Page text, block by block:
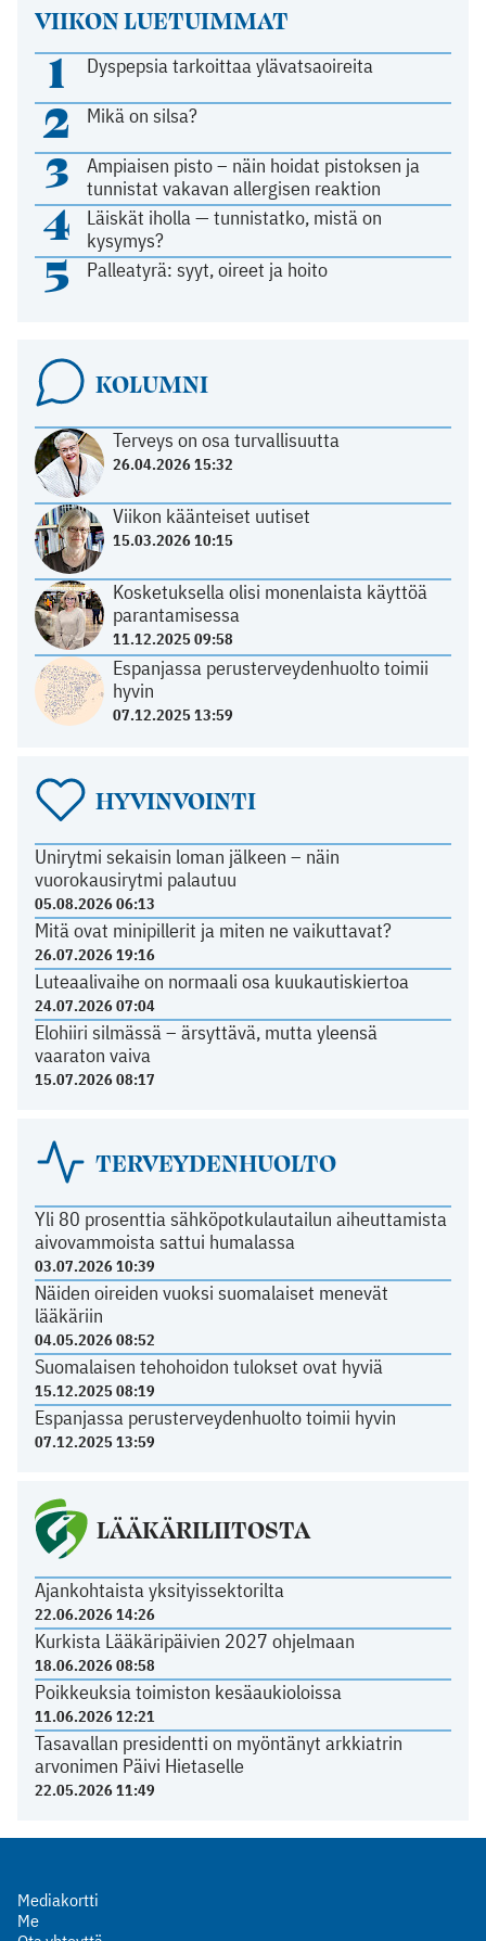
VIIKON LUETUIMMAT
1 Dyspepsia tarkoittaa ylävatsaoireita
2 Mikä on silsa?
3
Ampiaisen pisto – näin hoidat pistoksen ja
tunnistat vakavan allergisen reaktion
4
Läiskät iholla — tunnistatko, mistä on
kysymys?
5 Palleatyrä: syyt, oireet ja hoito
KOLUMNI
Terveys on osa turvallisuutta
26.04.2026 15:32
Viikon käänteiset uutiset
15.03.2026 10:15
Kosketuksella olisi monenlaista käyttöä
parantamisessa
11.12.2025 09:58
Espanjassa perusterveydenhuolto toimii
hyvin
07.12.2025 13:59
HYVINVOINTI
Unirytmi sekaisin loman jälkeen – näin
vuorokausirytmi palautuu
05.08.2026 06:13
Mitä ovat minipillerit ja miten ne vaikuttavat?
26.07.2026 19:16
Luteaalivaihe on normaali osa kuukautiskiertoa
24.07.2026 07:04
Elohiiri silmässä – ärsyttävä, mutta yleensä
vaaraton vaiva
15.07.2026 08:17
TERVEYDENHUOLTO
Yli 80 prosenttia sähköpotkulautailun aiheuttamista
aivovammoista sattui humalassa
03.07.2026 10:39
Näiden oireiden vuoksi suomalaiset menevät
lääkäriin
04.05.2026 08:52
Suomalaisen tehohoidon tulokset ovat hyviä
15.12.2025 08:19
Espanjassa perusterveydenhuolto toimii hyvin
07.12.2025 13:59
LÄÄKÄRILIITOSTA
Ajankohtaista yksityissektorilta
22.06.2026 14:26
Kurkista Lääkäripäivien 2027 ohjelmaan
18.06.2026 08:58
Poikkeuksia toimiston kesäaukioloissa
11.06.2026 12:21
Tasavallan presidentti on myöntänyt arkkiatrin
arvonimen Päivi Hietaselle
22.05.2026 11:49
Mediakortti
Me